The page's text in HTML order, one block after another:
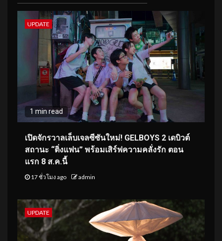
UPDATE
1 min read
เปิดจักรวาลเล็บเจลซีซันใหม่! GELBOYS 2 เดบิวต์
สถานะ “ติ่งแฟน” พร้อมเสิร์ฟความคลั่งรัก ตอน
แรก 8 ส.ค.นี้
17 ชั่วโมง ago admin
UPDATE